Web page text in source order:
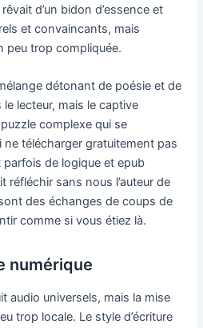
d’un bidon d’essence et
et convaincants, mais
peu trop compliquée.
détonant de poésie et de
lecteur, mais le captive
complexe qui se
télécharger gratuitement pas
de logique et epub
réfléchir sans nous l’auteur de
des échanges de coups de
comme si vous étiez là.
numérique
audio universels, mais la mise
trop locale. Le style d’écriture